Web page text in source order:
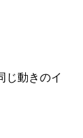
じ動きのイ